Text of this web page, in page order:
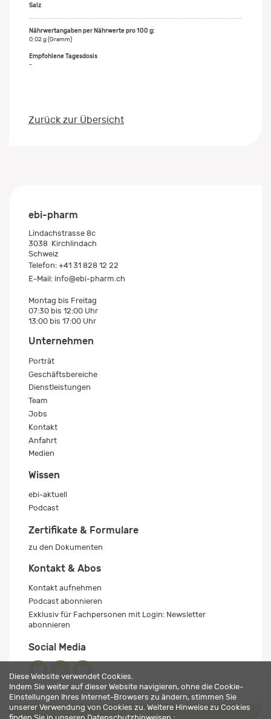
Salz
0,02 g (Gramm)
-
Zurück zur Übersicht
ebi-pharm
Lindachstrasse 8c
3038 Kirchlindach
Schweiz
Telefon: +41 31 828 12 22
E-Mail: info@ebi-pharm.ch
Montag bis Freitag
07:30 bis 12:00 Uhr
13:00 bis 17:00 Uhr
Unternehmen
Porträt
Geschäftsbereiche
Dienstleistungen
Team
Jobs
Kontakt
Anfahrt
Medien
Wissen
ebi-aktuell
Podcast
Zertifikate & Formulare
zu den Dokumenten
Kontakt & Abos
Kontakt aufnehmen
Podcast abonnieren
Exklusiv für Fachpersonen mit Login: Newsletter
abonnieren
Social Media
Datenschutz
Diese Website verwendet Cookies.
Indem Sie weiter auf dieser Website navigieren, ohne die Cookie-
Einstellungen Ihres Internet-Browsers zu ändern, stimmen Sie
unserer Verwendung von Cookies zu. Weitere Hinweise zu Cookies